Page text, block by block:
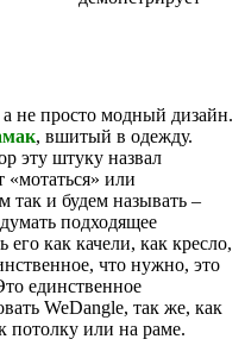
не просто модный дизайн.
, вшитый в одежду.
эту штуку назвал
«мотаться» или
так и будем называть –
подходящее
как качели, как кресло,
что нужно, это
единственное
WeDangle, так же, как
потолку или на раме.